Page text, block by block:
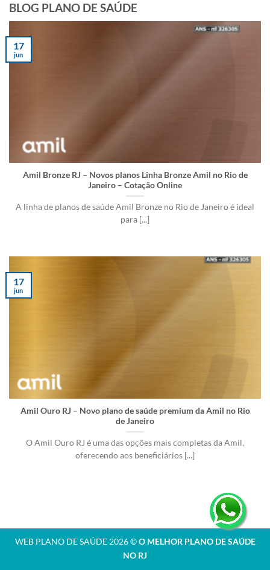
BLOG PLANO DE SAÚDE
Amil Bronze RJ – Novos planos Linha Bronze Amil no Rio de
Janeiro – Cotação Online
A linha de planos de saúde Amil Bronze no Rio de Janeiro é ideal
para [...]
17
jun
Amil Ouro RJ – Novo plano de saúde premium da Amil no Rio
de Janeiro
O Amil Ouro RJ é uma das opções mais completas da Amil,
oferecendo aos beneficiários [...]
17
jun
WEB PLANO DE SAÚDE 2026 ©O MELHOR PLANO DE SAÚDE
NO RJ